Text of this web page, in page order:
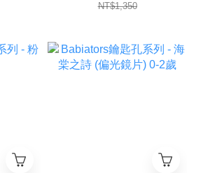
NT$1,350